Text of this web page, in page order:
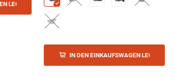
LEGEN
IN DEN EINKAUFSWAGEN LEGEN